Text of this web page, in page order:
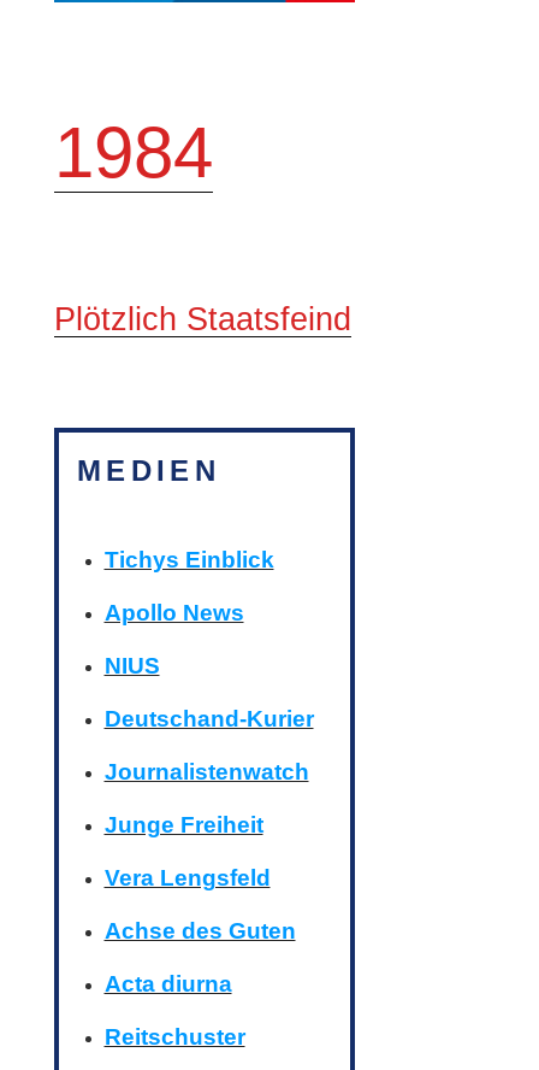
1984
Plötzlich Staatsfeind
MEDIEN
Tichys Einblick
Apollo News
NIUS
Deutschand-Kurier
Journalistenwatch
Junge Freiheit
Vera Lengsfeld
Achse des Guten
Acta diurna
Reitschuster